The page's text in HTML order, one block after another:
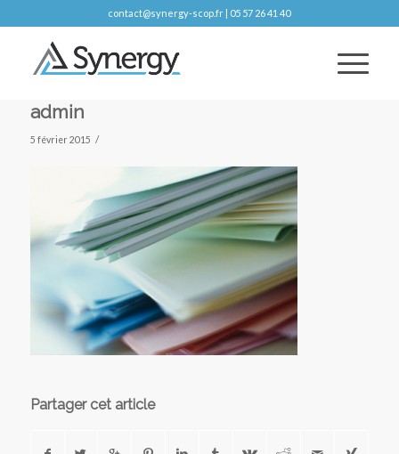
contact@synergy-scop.fr | 05 57 26 41 40
admin
5 février 2015 /
Partager cet article